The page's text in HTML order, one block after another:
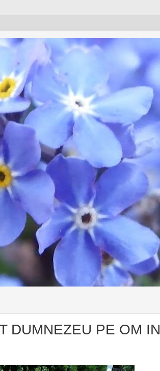
DUMNEZEU PE OM IN